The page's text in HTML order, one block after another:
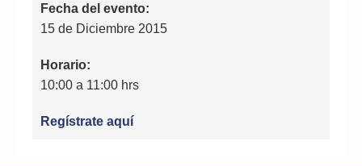
Fecha del evento:
15 de Diciembre 2015
Horario:
10:00 a 11:00 hrs
Regístrate aquí